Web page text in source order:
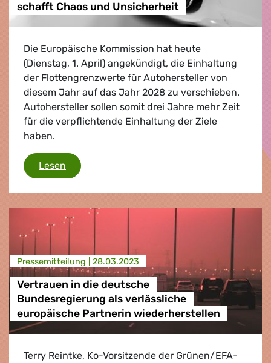
schafft Chaos und Unsicherheit
Die Europäische Kommission hat heute
(Dienstag, 1. April) angekündigt, die Einhaltung
der Flottengrenzwerte für Autohersteller von
diesem Jahr auf das Jahr 2028 zu verschieben.
Autohersteller sollen somit drei Jahre mehr Zeit
für die verpflichtende Einhaltung der Ziele
haben.
Lesen Zickzack-Kurs der EU-Kommission schafft
Presse­mitteilung | 28.03.2023
Vertrauen in die deutsche
Bundesregierung als verlässliche
europäische Partnerin wiederherstellen
Terry Reintke, Ko-Vorsitzende der Grünen/EFA-